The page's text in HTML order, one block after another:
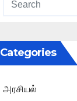
Categories
அரசியல்